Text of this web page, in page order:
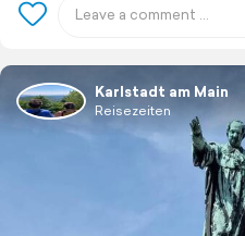
Karlstadt am Main
Reisezeiten